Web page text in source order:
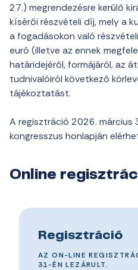
27.) megrendezésre kerülő
kísérői részvételi díj, mely a
a fogadásokon való
euró (illetve az ennek
határidejéről, formájáról, az
tudnivalóiról következő
tájékoztatást.
A regisztráció 2026.
kongresszus honlapján
Online
Regisztráció
AZ ON-LINE
31-ÉN LEZÁRULT.